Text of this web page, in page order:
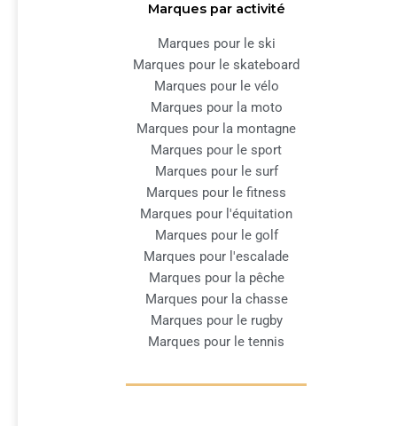
Marques par activité
Marques pour le ski
Marques pour le skateboard
Marques pour le vélo
Marques pour la moto
Marques pour la montagne
Marques pour le sport
Marques pour le surf
Marques pour le fitness
Marques pour l'équitation
Marques pour le golf
Marques pour l'escalade
Marques pour la pêche
Marques pour la chasse
Marques pour le rugby
Marques pour le tennis